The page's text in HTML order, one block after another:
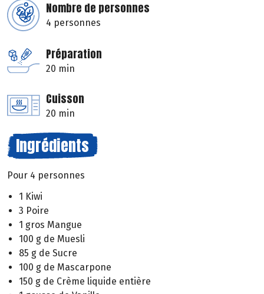
Nombre de personnes
4 personnes
Préparation
20 min
Cuisson
20 min
Ingrédients
Pour 4 personnes
1 Kiwi
3 Poire
1 gros Mangue
100 g de Muesli
85 g de Sucre
100 g de Mascarpone
150 g de Crème liquide entière